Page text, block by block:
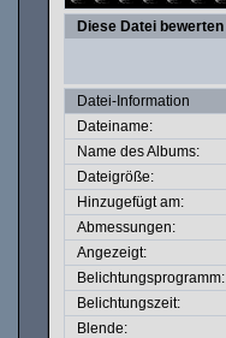
Diese Datei bewerten
Datei-Information
Dateiname:
Name des Albums:
Dateigröße:
Hinzugefügt am:
Abmessungen:
Angezeigt:
Belichtungsprogramm:
Belichtungszeit:
Blende: